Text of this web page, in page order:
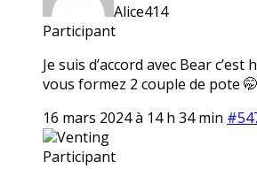
Alice414
Participant
Je suis d’accord avec Bear
vous formez 2 couple de pote 🤭
16 mars 2024 à 14 h 34 min
Venting
Participant